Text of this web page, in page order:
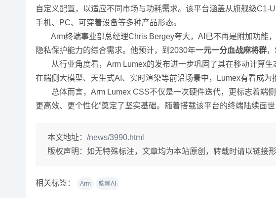
自定义配置，以适应不同市场与功耗需求。该平台涵盖从旗舰级
手机、PC、可穿着设备等多种产品形态。
Arm终端事业部总经理Chris Bergey夸大，AI已不再是附加功能
隐私保护能力的综合需求。他预计，到2030年一元一分血战麻将群
从行业角度看，Arm Lumex的发布进一步巩固了其在移动计算生
在端侧大模型、天生式AI、实时渲染等前沿场景中，Lumex有看成为
总体而言，Arm Lumex CSS不仅是一次硬件迭代，更标志着端侧
更高效、更个性化”奠定了坚实基础。随着搭载该平台的终端陆续面
本文地址： /news/3990.html
版权声明： 如无特殊标注，文章均为本站原创，转载时请以链接
相关标签： Arm 端侧AI